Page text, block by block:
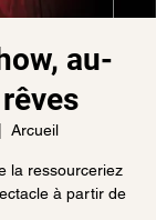
au-
Arcueil
la ressourceriez
à partir de